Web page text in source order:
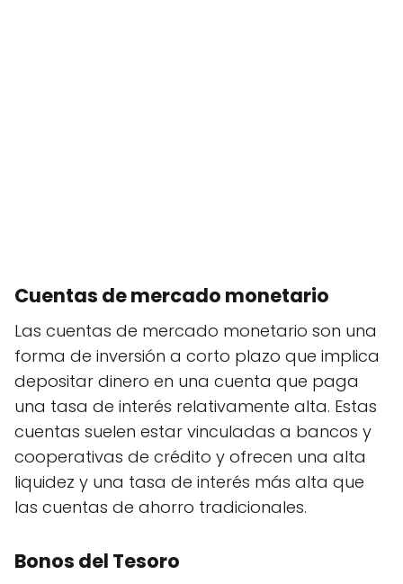
Cuentas de mercado monetario
Las cuentas de mercado monetario son una
forma de inversión a corto plazo que implica
depositar dinero en una cuenta que paga
una tasa de interés relativamente alta. Estas
cuentas suelen estar vinculadas a bancos y
cooperativas de crédito y ofrecen una alta
liquidez y una tasa de interés más alta que
las cuentas de ahorro tradicionales.
Bonos del Tesoro